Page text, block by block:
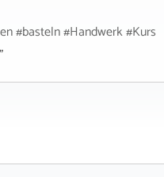
#basteln #Handwerk #Kurs